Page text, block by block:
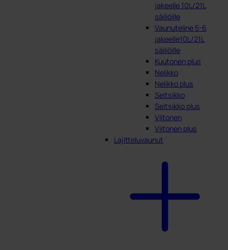
jakeelle 10L/21L
säiliöille
Vaunuteline 5-6
jakeelle10L/21L
säiliöille
Kuutonen plus
Nelikko
Nelikko plus
Seitsikko
Seitsikko plus
Viitonen
Viitonen plus
Lajitteluvaunut